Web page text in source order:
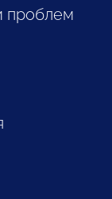
проблем